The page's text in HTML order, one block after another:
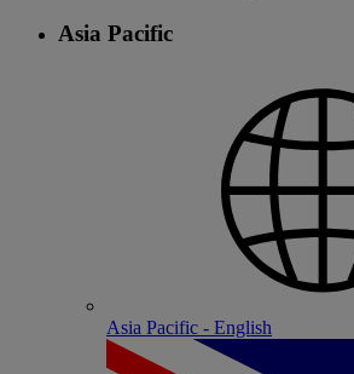
Asia Pacific
Asia Pacific - English